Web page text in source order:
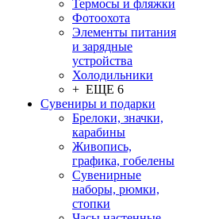
Термосы и фляжки
Фотоохота
Элементы питания
и зарядные
устройства
Холодильники
+ ЕЩЕ 6
Сувениры и подарки
Брелоки, значки,
карабины
Живопись,
графика, гобелены
Сувенирные
наборы, рюмки,
стопки